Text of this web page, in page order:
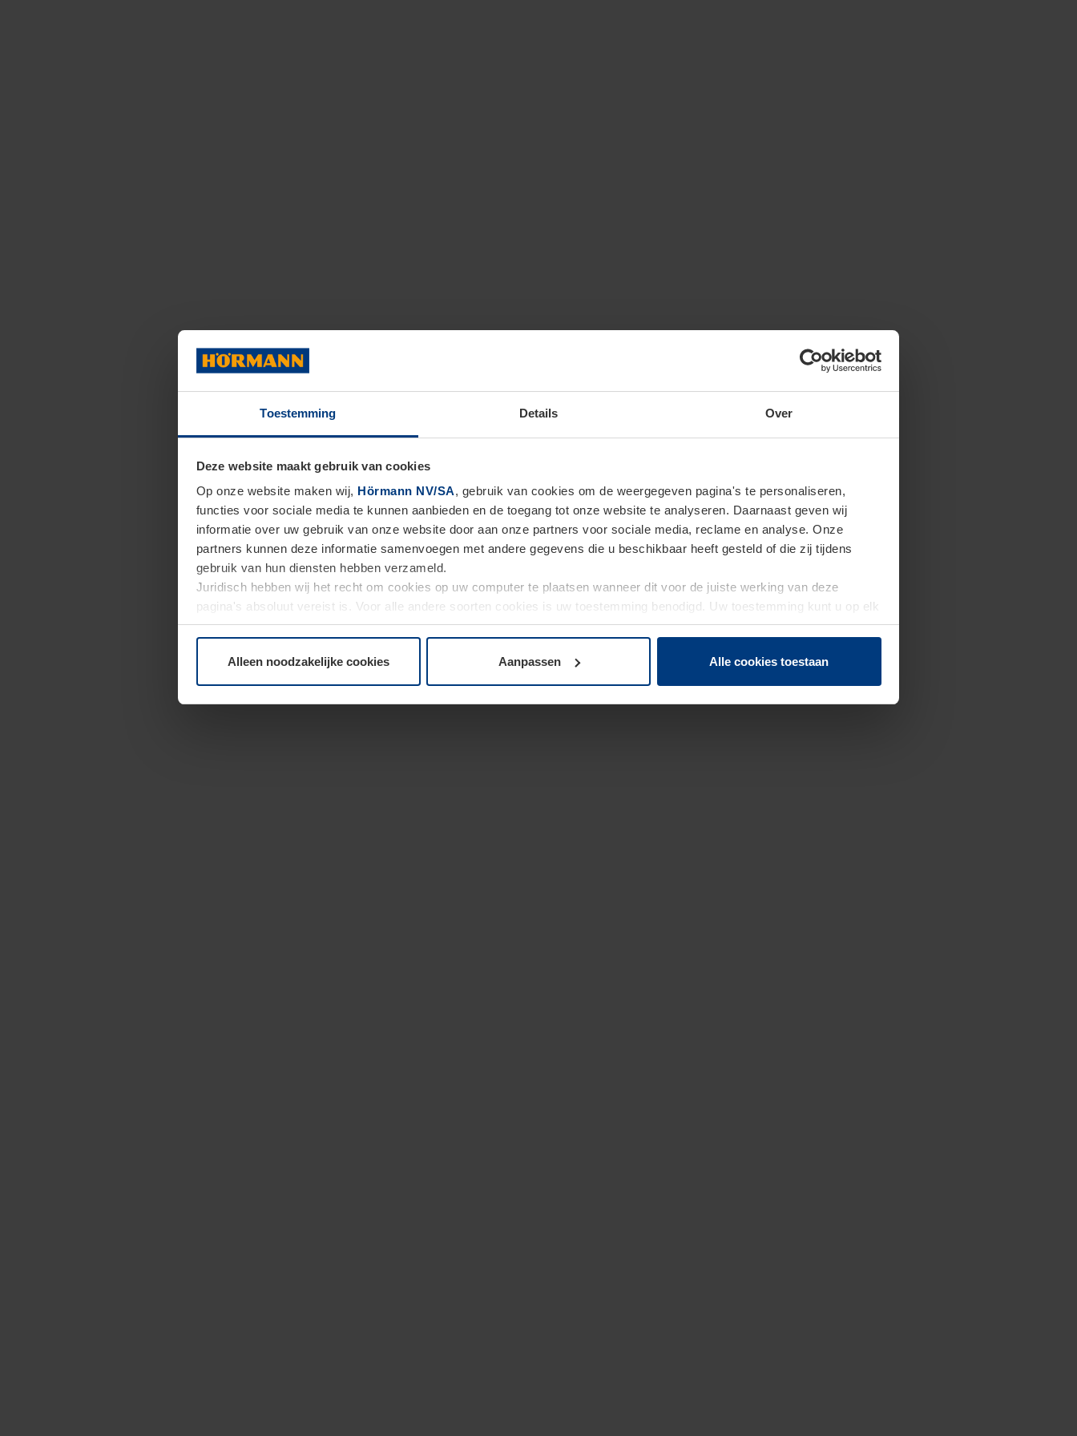
Toestemming Details Over
Deze website maakt gebruik van cookies
Op onze website maken wij, Hörmann NV/SA, gebruik van cookies om de weergegeven pagina's te personaliseren,
functies voor sociale media te kunnen aanbieden en de toegang tot onze website te analyseren. Daarnaast geven wij
informatie over uw gebruik van onze website door aan onze partners voor sociale media, reclame en analyse. Onze
partners kunnen deze informatie samenvoegen met andere gegevens die u beschikbaar heeft gesteld of die zij tijdens
gebruik van hun diensten hebben verzameld.
Juridisch hebben wij het recht om cookies op uw computer te plaatsen wanneer dit voor de juiste werking van deze
pagina's absoluut vereist is. Voor alle andere soorten cookies is uw toestemming benodigd. Uw toestemming kunt u op elk
moment bij de uitleg van de cookies op paginaPrivacyverklaringop onze website wijzigen of herroepen.
Alleen noodzakelijke cookies Aanpassen Alle cookies toestaan